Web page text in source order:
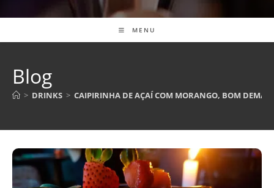
MENU
Blog
> DRINKS > CAIPIRINHA DE AÇAÍ COM MORANGO, BOM